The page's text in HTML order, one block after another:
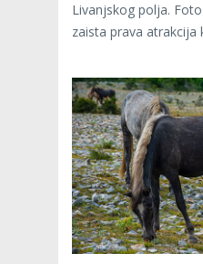
Livanjskog polja.
zaista prava